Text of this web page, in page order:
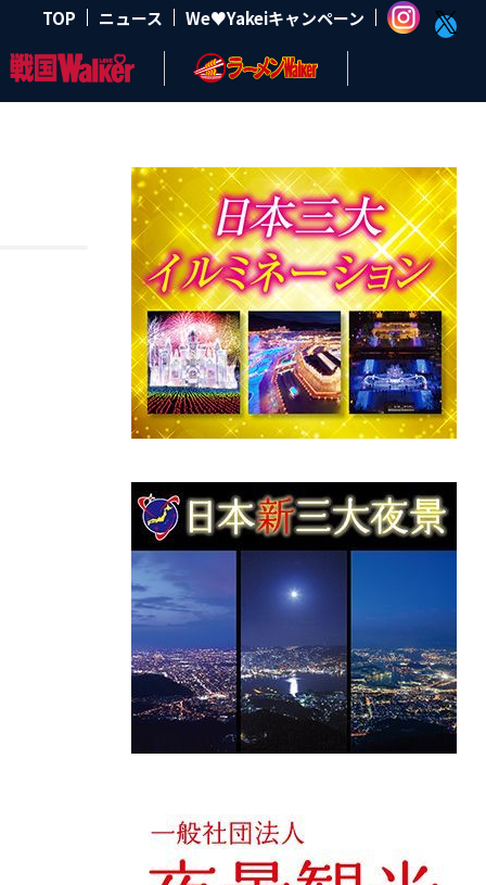
TOP ニュース We♥Yakeiキャンペーン